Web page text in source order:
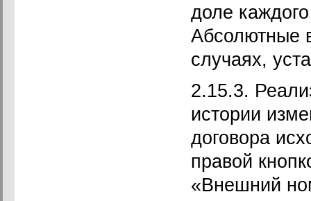
доле
Абсолютные
случаях,
2.15.3.
истории
договора
правой
«Внешний